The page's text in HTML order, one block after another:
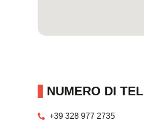
NUMERO DI
+39 328 977 2735